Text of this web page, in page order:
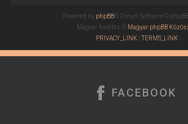
Powered by phpBB® Forum Software ©
Magyar fordítás © Magyar phpBB
PRIVACY_LINK |TERMS_LINK
FACEBOOK